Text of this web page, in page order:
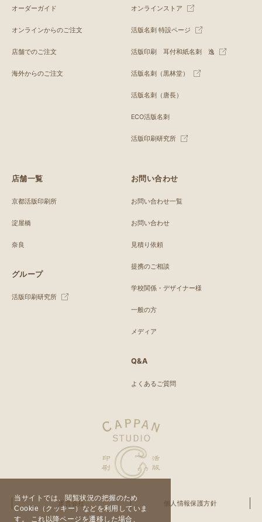
当サイトでは、閲覧状況の把握のため
Cookie（クッキー）などを利用していま
す。 これ以降ページを遷移した場合、
オーダーガイド
オンラインからのご注文
店舗でのご注文
海外からのご注文
オンラインストア
活版名刺 特設ページ
活版印刷 耳付和紙名刺 逸
活版名刺（黒林堂）
活版名刺（唐長）
ECO活版名刺
活版印刷研究所
店舗一覧
京都活版印刷所
淀屋橋
奈良
グループ
活版印刷研究所
お問い合わせ
お問い合わせ一覧
お問い合わせ
見積り依頼
提携のご相談
学校関係・デザイナー様
一般の方
メディア
Q&A
よくあるご質問
運営会社 個人情報保護方針